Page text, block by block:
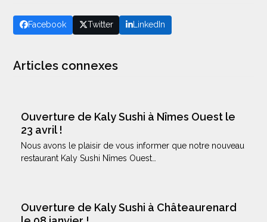
Facebook Twitter LinkedIn
Articles connexes
Ouverture de Kaly Sushi à Nîmes Ouest le
23 avril !
Nous avons le plaisir de vous informer que notre nouveau
restaurant Kaly Sushi Nîmes Ouest…
Ouverture de Kaly Sushi à Châteaurenard